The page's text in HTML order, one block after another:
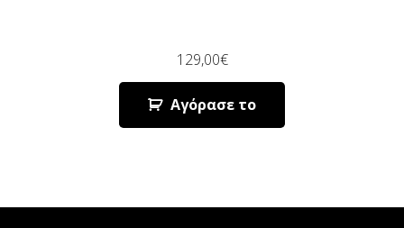
129,00€
Αγόρασε το